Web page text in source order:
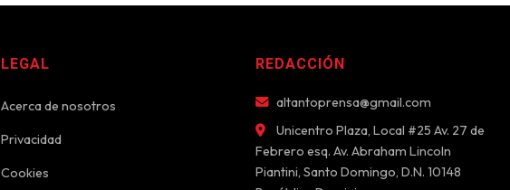
LEGAL
Acerca de nosotros
Privacidad
Cookies
REDACCIÓN
altantoprensa@gmail.com
Unicentro Plaza, Local #25 Av. 27 de
Febrero esq. Av. Abraham Lincoln
Piantini, Santo Domingo, D.N. 10148